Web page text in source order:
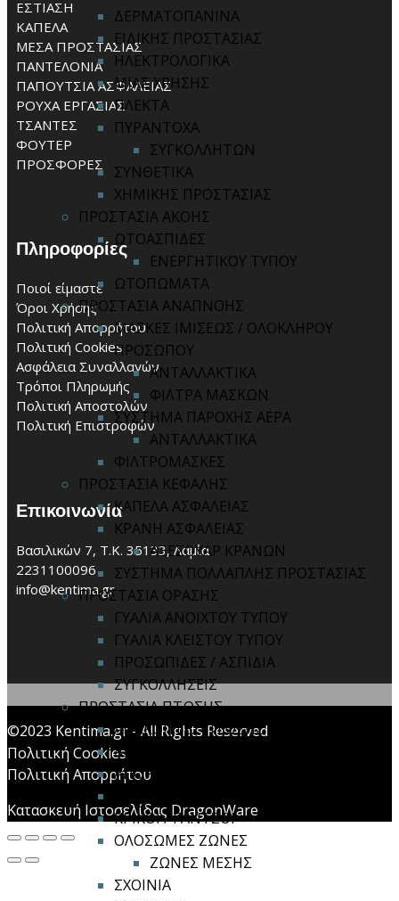
ΔΕΡΜΑΤΟΠΑΝΙΝΑ
ΕΙΔΙΚΗΣ ΠΡΟΣΤΑΣΙΑΣ
ΗΛΕΚΤΡΟΛΟΓΙΚΑ
ΜΙΑΣ ΧΡΗΣΗΣ
ΠΛΕΚΤΑ
ΠΥΡΑΝΤΟΧΑ
ΣΥΓΚΟΛΛΗΤΩΝ
ΣΥΝΘΕΤΙΚΑ
ΧΗΜΙΚΗΣ ΠΡΟΣΤΑΣΙΑΣ
ΠΡΟΣΤΑΣΙΑ ΑΚΟΗΣ
ΩΤΟΑΣΠΙΔΕΣ
ΕΝΕΡΓΗΤΙΚΟΥ ΤΥΠΟΥ
ΩΤΟΠΩΜΑΤΑ
ΠΡΟΣΤΑΣΙΑ ΑΝΑΠΝΟΗΣ
ΜΑΣΚΕΣ ΙΜΙΣΕΩΣ / ΟΛΟΚΛΗΡΟΥ
ΠΡΟΣΩΠΟΥ
ΑΝΤΑΛΛΑΚΤΙΚΑ
ΦΙΛΤΡΑ ΜΑΣΚΩΝ
ΣΥΣΤΗΜΑ ΠΑΡΟΧΗΣ ΑΕΡΑ
ΑΝΤΑΛΛΑΚΤΙΚΑ
ΦΙΛΤΡΟΜΑΣΚΕΣ
ΠΡΟΣΤΑΣΙΑ ΚΕΦΑΛΗΣ
ΚΑΠΕΛΑ ΑΣΦΑΛΕΙΑΣ
ΚΡΑΝΗ ΑΣΦΑΛΕΙΑΣ
ΑΞΕΣΟΥΑΡ ΚΡΑΝΩΝ
ΣΥΣΤΗΜΑ ΠΟΛΛΑΠΛΗΣ ΠΡΟΣΤΑΣΙΑΣ
ΠΡΟΣΤΑΣΙΑ ΟΡΑΣΗΣ
ΓΥΑΛΙΑ ΑΝΟΙΧΤΟΥ ΤΥΠΟΥ
ΓΥΑΛΙΑ ΚΛΕΙΣΤΟΥ ΤΥΠΟΥ
ΠΡΟΣΩΠΙΔΕΣ / ΑΣΠΙΔΙΑ
ΣΥΓΚΟΛΛΗΣΕΙΣ
ΠΡΟΣΤΑΣΙΑ ΠΤΩΣΗΣ
ΑΝΑΚΟΠΤΕΣ ΠΤΩΣΗΣ
ΑΞΕΣΟΥΑΡ
ΑΠΟΡΡΟΦΗΤΕΣ ΕΝΕΡΓΕΙΑΣ
ΚΡΙΚΟΙ / ΓΑΝΤΖΟΙ
ΟΛΟΣΩΜΕΣ ΖΩΝΕΣ
ΖΩΝΕΣ ΜΕΣΗΣ
ΣΧΟΙΝΙΑ
ΕΣΤΙΑΣΗ
ΚΑΠΕΛΑ
ΜΕΣΑ ΠΡΟΣΤΑΣΙΑΣ
ΠΑΝΤΕΛΟΝΙΑ
ΠΑΠΟΥΤΣΙΑ ΑΣΦΑΛΕΙΑΣ
ΡΟΥΧΑ ΕΡΓΑΣΙΑΣ
ΤΣΑΝΤΕΣ
ΦΟΥΤΕΡ
ΠΡΟΣΦΟΡΕΣ
Πληροφορίες
Ποιοί είμαστε
Όροι Χρήσης
Πολιτική Απορρήτου
Πολιτική Cookies
Ασφάλεια Συναλλαγών
Τρόποι Πληρωμής
Πολιτική Αποστολών
Πολιτική Επιστροφών
Επικοινωνία
Βασιλικών 7, Τ.Κ. 35133, Λαμία
2231100096
info@kentima.gr
©2023 Kentima.gr - All Rights Reserved
Πολιτική Cookies
Πολιτική Απορρήτου
Κατασκευή Ιστοσελίδας DragonWare